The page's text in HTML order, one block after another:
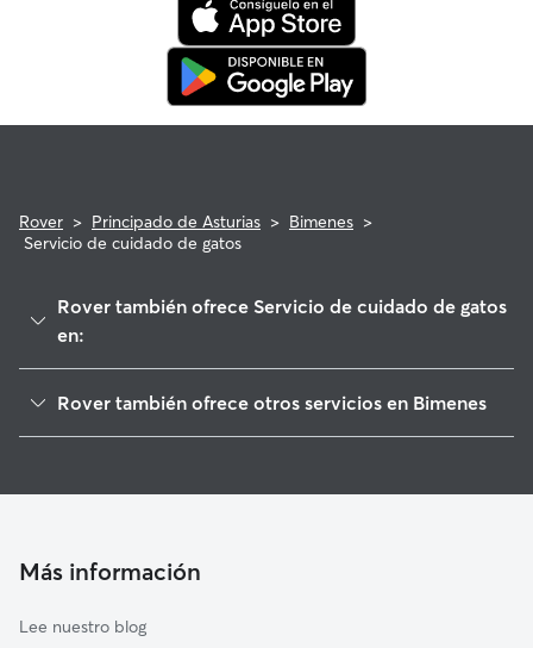
veterinaria que cumpla con los requisitos.
Rover > Principado de Asturias > Bimenes >
Servicio de cuidado de gatos
Rover también ofrece Servicio de cuidado de gatos
en:
Langreo
Noreña
Villaviciosa
Rover también ofrece otros servicios en Bimenes
Cuidado de mascota en Bimenes
Más información
Lee nuestro blog